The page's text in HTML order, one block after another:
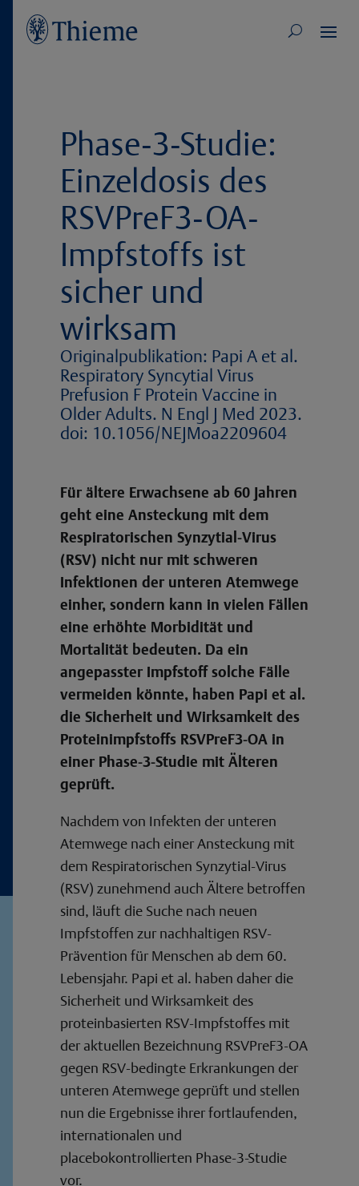
Phase-3-Studie:
Einzeldosis des
RSVPreF3-OA-
Impfstoffs ist
sicher und
wirksam
Originalpublikation: Papi A et al.
Respiratory Syncytial Virus
Prefusion F Protein Vaccine in
Older Adults. N Engl J Med 2023.
doi: 10.1056/NEJMoa2209604
Für ältere Erwachsene ab 60 Jahren
geht eine Ansteckung mit dem
Respiratorischen Synzytial-Virus
(RSV) nicht nur mit schweren
Infektionen der unteren Atemwege
einher, sondern kann in vielen Fällen
eine erhöhte Morbidität und
Mortalität bedeuten. Da ein
angepasster Impfstoff solche Fälle
vermeiden könnte, haben Papi et al.
die Sicherheit und Wirksamkeit des
Proteinimpfstoffs RSVPreF3-OA in
einer Phase-3-Studie mit Älteren
geprüft.
Nachdem von Infekten der unteren
Atemwege nach einer Ansteckung mit
dem Respiratorischen Synzytial-Virus
(RSV) zunehmend auch Ältere betroffen
sind, läuft die Suche nach neuen
Impfstoffen zur nachhaltigen RSV-
Prävention für Menschen ab dem 60.
Lebensjahr. Papi et al. haben daher die
Sicherheit und Wirksamkeit des
proteinbasierten RSV-Impfstoffes mit
der aktuellen Bezeichnung RSVPreF3-OA
gegen RSV-bedingte Erkrankungen der
unteren Atemwege geprüft und stellen
nun die Ergebnisse ihrer fortlaufenden,
internationalen und
placebokontrollierten Phase-3-Studie
vor.